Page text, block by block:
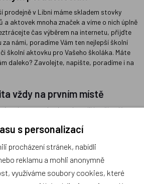
prodejně v Libni máme skladem stovky
a aktovek mnoha značek a víme o nich úplně
čas výběrem na internetu, přijďte
za námi, poradíme Vám ten nejlepší školní
školní aktovku pro Vašeho školáka. Máte
daleko? Zavolejte, napište, poradíme i na
vždy na prvním místě
jen to, co bychom koupili i našim dětem.
do nabídky nezařazujeme.
vyřízení reklamace i na dálku
to povaha vady umožňuje (zjevná
výrobku), reklamaci vyřídíme i na
s personalizací
procházení stránek, nabídli
reklamu a mohli anonymně
využíváme soubory cookies, které